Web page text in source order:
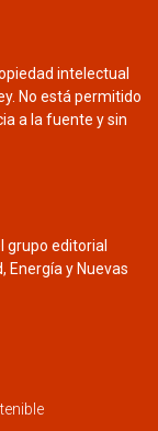
intelectual
No está permitido
a la fuente y sin
grupo editorial
Energía y Nuevas